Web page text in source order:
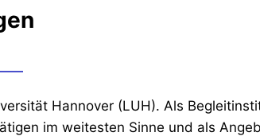
Hannover (LUH). Als
im weitesten Sinne und als